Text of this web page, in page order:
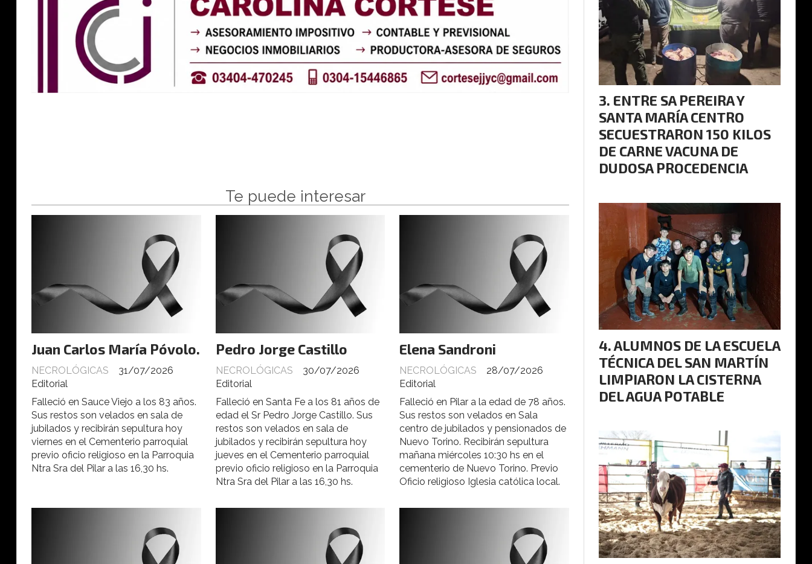
Te puede interesar
Juan Carlos María Póvolo.
Editorial
NECROLÓGICAS 31/07/2026
Falleció en Sauce Viejo a los 83 años.
Sus restos son velados en sala de
jubilados y recibirán sepultura hoy
viernes en el Cementerio parroquial
previo oficio religioso en la Parroquia
Ntra Sra del Pilar a las 16,30 hs.
Pedro Jorge Castillo
Editorial
NECROLÓGICAS 30/07/2026
Falleció en Santa Fe a los 81 años de
edad el Sr Pedro Jorge Castillo. Sus
restos son velados en sala de
jubilados y recibirán sepultura hoy
jueves en el Cementerio parroquial
previo oficio religioso en la Parroquia
Ntra Sra del Pilar a las 16,30 hs.
Elena Sandroni
Editorial
NECROLÓGICAS 28/07/2026
Falleció en Pilar a la edad de 78 años.
Sus restos son velados en Sala
centro de jubilados y pensionados de
Nuevo Torino. Recibirán sepultura
mañana miércoles 10:30 hs en el
cementerio de Nuevo Torino. Previo
Oficio religioso Iglesia católica local.
ENTRE SA PEREIRA Y
SANTA MARÍA CENTRO
SECUESTRARON 150 KILOS
DE CARNE VACUNA DE
DUDOSA PROCEDENCIA
ALUMNOS DE LA ESCUELA
TÉCNICA DEL SAN MARTÍN
LIMPIARON LA CISTERNA
DEL AGUA POTABLE